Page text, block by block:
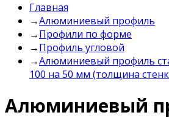
Главная
→Алюминиевый профиль
→Профили по форме
→Профиль угловой
→Алюминиевый профиль
100 на 50 мм (толщина
Алюминиевый